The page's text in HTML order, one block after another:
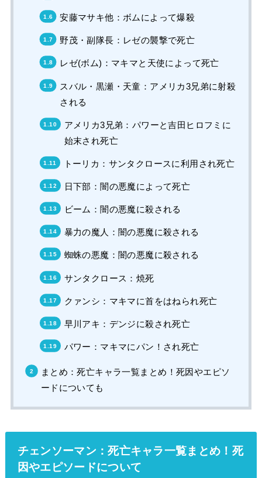
安藤マサキ他：ボムによって爆殺
野茂・副隊長：レゼの襲撃で死亡
レゼ(ボム)：マキマと天使によって死亡
スバル・黒瀬・天童：アメリカ3兄弟に射殺
される
アメリカ3兄弟：パワーと吉田ヒロフミに
始末され死亡
トーリカ：サンタクロースに利用され死亡
日下部：闇の悪魔によって死亡
ビーム：闇の悪魔に殺される
暴力の魔人：闇の悪魔に殺される
蜘蛛の悪魔：闇の悪魔に殺される
サンタクロース：焼死
クァンシ：マキマに首をはねられ死亡
早川アキ：デンジに殺され死亡
パワー：マキマにパン！され死亡
まとめ：死亡キャラ一覧まとめ！死因やエピソ
ードについても
チェンソーマン：死亡キャラ一覧まとめ！死
因やエピソードについて